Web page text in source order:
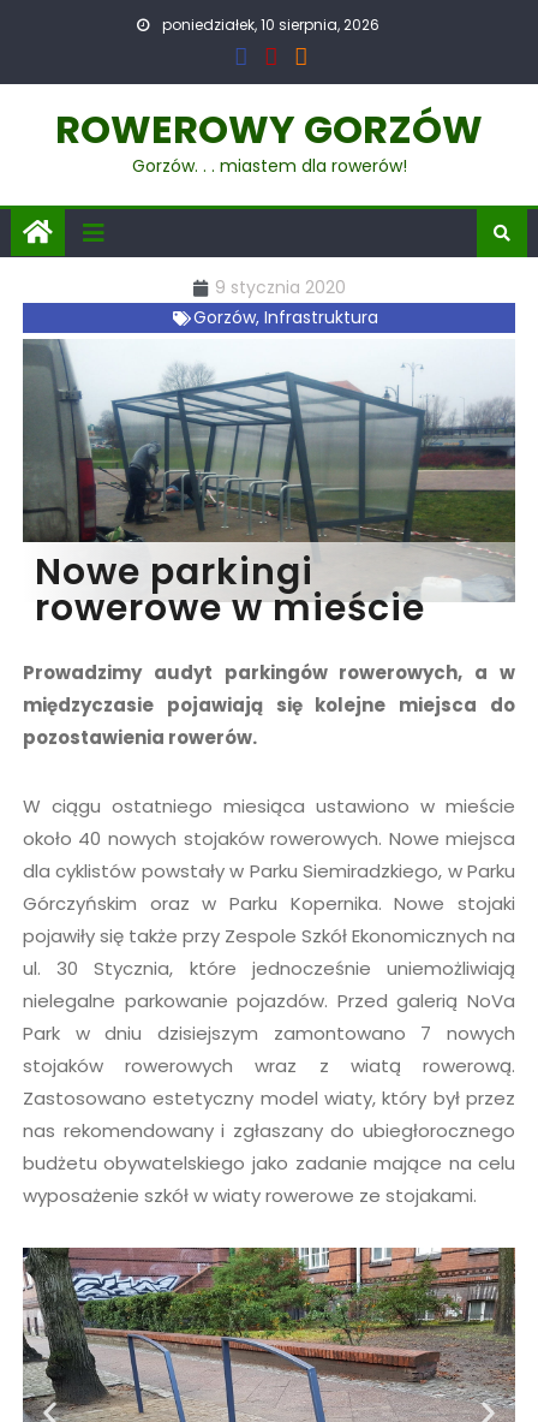
poniedziałek, 10 sierpnia, 2026
ROWEROWY GORZÓW
Gorzów. . . miastem dla rowerów!
9 stycznia 2020
Gorzów, Infrastruktura
Nowe parkingi
rowerowe w mieście
Prowadzimy audyt parkingów rowerowych, a w
międzyczasie pojawiają się kolejne miejsca do
pozostawienia rowerów.
W ciągu ostatniego miesiąca ustawiono w mieście
około 40 nowych stojaków rowerowych. Nowe miejsca
dla cyklistów powstały w Parku Siemiradzkiego, w Parku
Górczyńskim oraz w Parku Kopernika. Nowe stojaki
pojawiły się także przy Zespole Szkół Ekonomicznych na
ul. 30 Stycznia, które jednocześnie uniemożliwiają
nielegalne parkowanie pojazdów. Przed galerią NoVa
Park w dniu dzisiejszym zamontowano 7 nowych
stojaków rowerowych wraz z wiatą rowerową.
Zastosowano estetyczny model wiaty, który był przez
nas rekomendowany i zgłaszany do ubiegłorocznego
budżetu obywatelskiego jako zadanie mające na celu
wyposażenie szkół w wiaty rowerowe ze stojakami.